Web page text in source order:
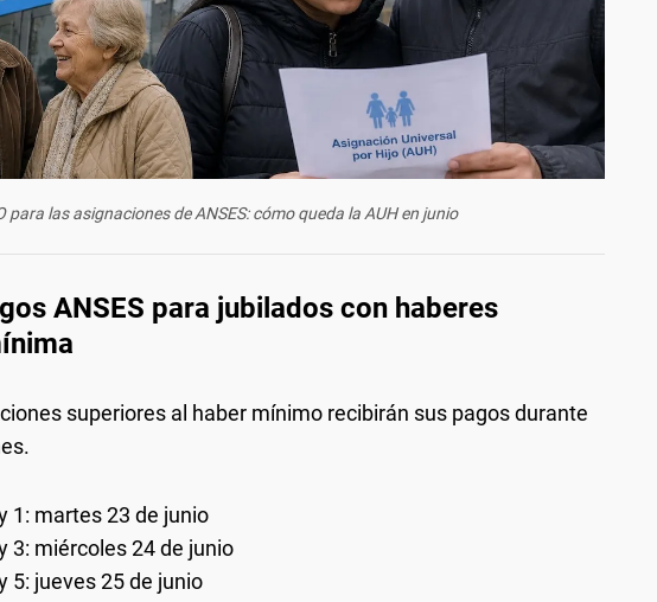
para las asignaciones de ANSES: cómo queda la AUH en junio
ANSES para jubilados con haberes
superiores al haber mínimo recibirán sus pagos durante
1: martes 23 de junio
3: miércoles 24 de junio
5: jueves 25 de junio